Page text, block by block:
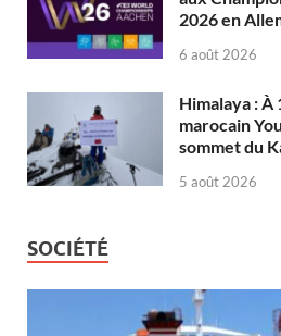
2026 en
6 août 2026
Himalaya : À
marocain
sommet du
5 août 2026
SOCIÉTÉ